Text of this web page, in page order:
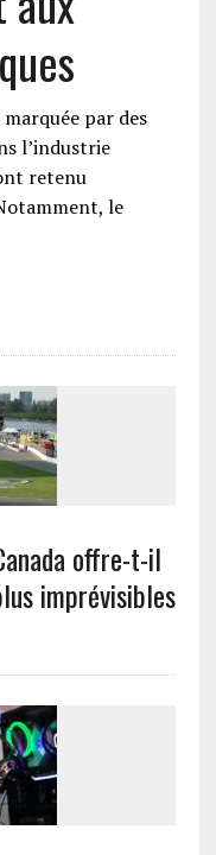
par des
l’industrie
retenu
le
offre-t-il
imprévisibles